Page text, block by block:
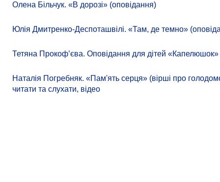
Олена Більчук. «В дорозі» (оповідання)
Юлія Дмитренко-Деспоташвілі. «Там, де темно»
Тетяна Прокоф’єва. Оповідання для дітей «Капелюшок»
Наталія Погребняк. «Пам'ять серця» (вірші про
читати та слухати, відео